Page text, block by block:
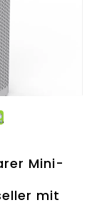
Mini-
mit